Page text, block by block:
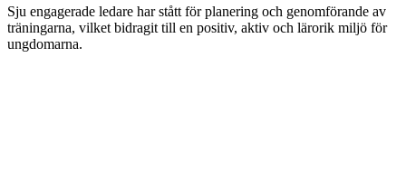
Sju engagerade ledare har stått för planering och genomförande av
träningarna, vilket bidragit till en positiv, aktiv och lärorik miljö för
ungdomarna.